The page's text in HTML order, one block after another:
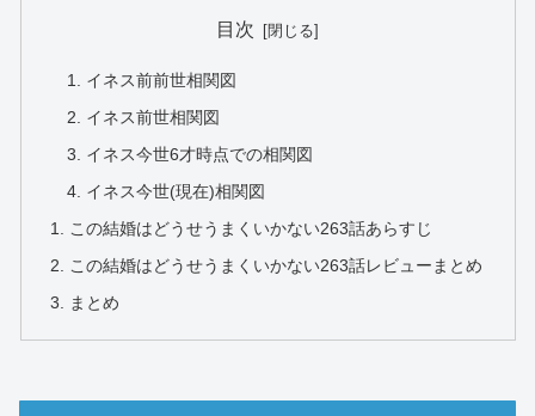
目次
イネス前前世相関図
イネス前世相関図
イネス今世6才時点での相関図
イネス今世(現在)相関図
この結婚はどうせうまくいかない263話あらすじ
この結婚はどうせうまくいかない263話レビューまとめ
まとめ